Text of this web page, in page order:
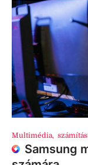
Multimédia,
Samsung